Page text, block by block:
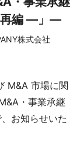
再編 ―」―
株式会社
M&A 市場に関
・事業承継
お知らせいた